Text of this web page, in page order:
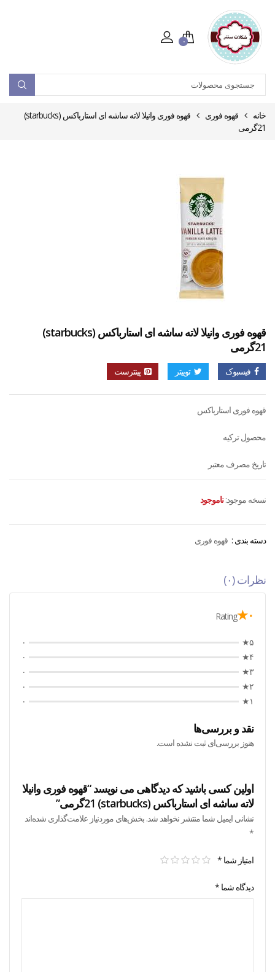
۰
خانه قهوه فوری
قهوه فوری وانیلا لاته ساشه ای استارباکس (starbucks)
21گرمی
قهوه فوری وانیلا لاته ساشه ای استارباکس (starbucks)
21گرمی
فیسبوک توییتر پینترست
قهوه فوری استارباکس
محصول ترکیه
تاریخ مصرف معتبر
نسخه موجود: ناموجود
دسته بندی : قهوه فوری
نظرات (۰)
۰★ Rating
۵★
۰
۴★
۰
۳★
۰
۲★
۰
۱★
۰
نقد و بررسی‌ها
هنوز بررسی‌ای ثبت نشده است.
اولین کسی باشید که دیدگاهی می نویسد “قهوه فوری وانیلا
لاته ساشه ای استارباکس (starbucks) 21گرمی”
نشانی ایمیل شما منتشر نخواهد شد. بخش‌های موردنیاز علامت‌گذاری شده‌اند
*
امتیاز شما *
دیدگاه شما *